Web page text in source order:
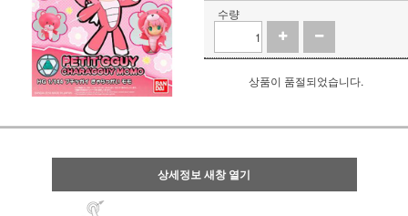
수량
상품이 품절되었습니다.
상세정보 새창 열기